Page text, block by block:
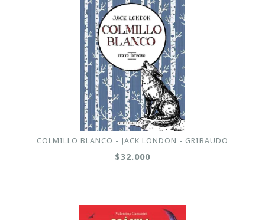
COLMILLO BLANCO - JACK LONDON - GRIBAUDO
$32.000